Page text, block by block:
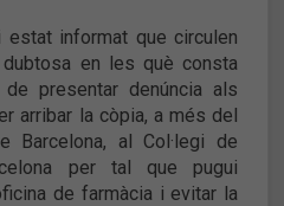
estat informat que circulen
en les què consta
presentar denúncia als
arribar la còpia, a més del
Barcelona, al Col·legi de
per tal que pugui
de farmàcia i evitar la